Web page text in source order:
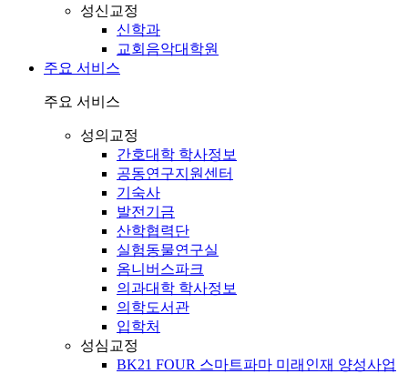
성신교정
신학과
교회음악대학원
주요 서비스
주요 서비스
성의교정
간호대학 학사정보
공동연구지원센터
기숙사
발전기금
산학협력단
실험동물연구실
옴니버스파크
의과대학 학사정보
의학도서관
입학처
성심교정
BK21 FOUR 스마트파마 미래인재 양성사업